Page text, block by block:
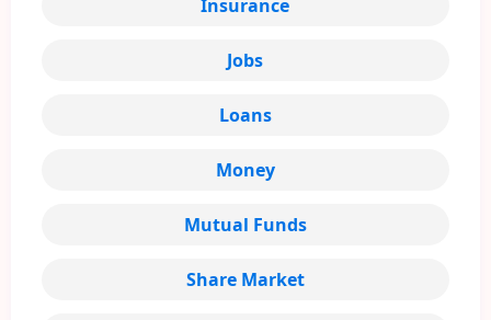
Insurance
Jobs
Loans
Money
Mutual Funds
Share Market